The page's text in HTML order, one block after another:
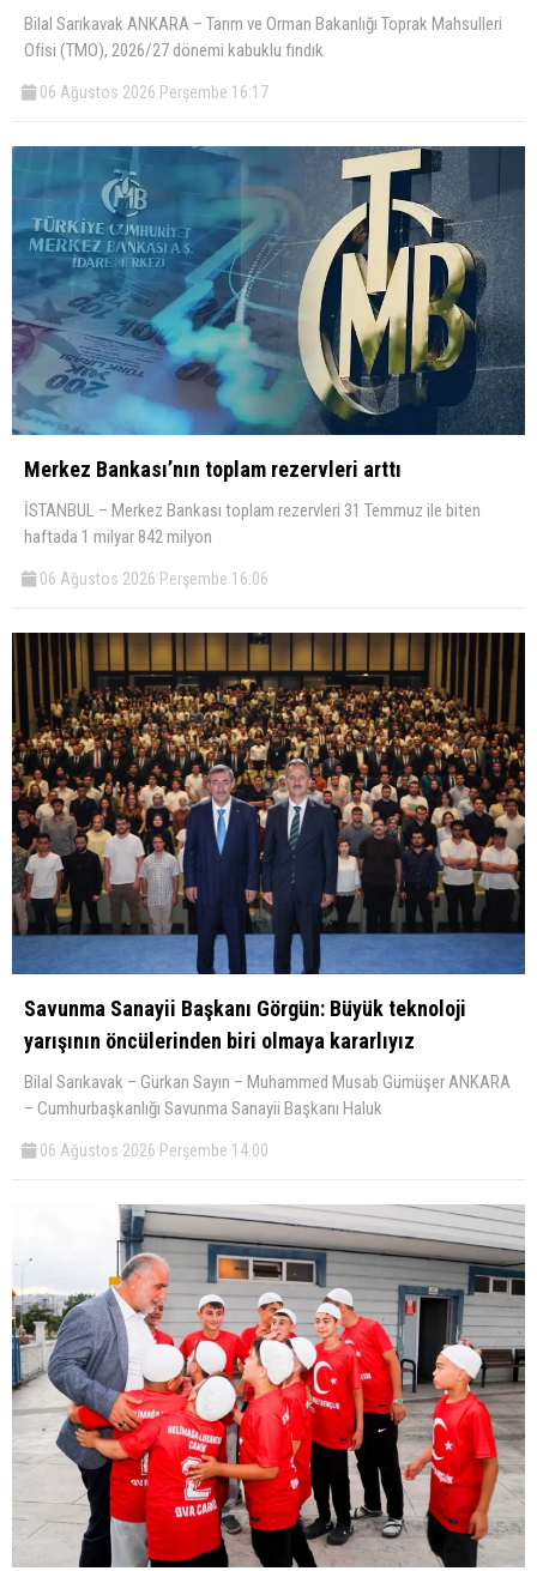
Bilal Sarıkavak ANKARA – Tarım ve Orman Bakanlığı Toprak Mahsulleri
Ofisi (TMO), 2026/27 dönemi kabuklu fındık
06 Ağustos 2026 Perşembe 16:17
Merkez Bankası’nın toplam rezervleri arttı
İSTANBUL – Merkez Bankası toplam rezervleri 31 Temmuz ile biten
haftada 1 milyar 842 milyon
06 Ağustos 2026 Perşembe 16:06
Savunma Sanayii Başkanı Görgün: Büyük teknoloji
yarışının öncülerinden biri olmaya kararlıyız
Bilal Sarıkavak – Gürkan Sayın – Muhammed Musab Gümüşer ANKARA
– Cumhurbaşkanlığı Savunma Sanayii Başkanı Haluk
06 Ağustos 2026 Perşembe 14:00